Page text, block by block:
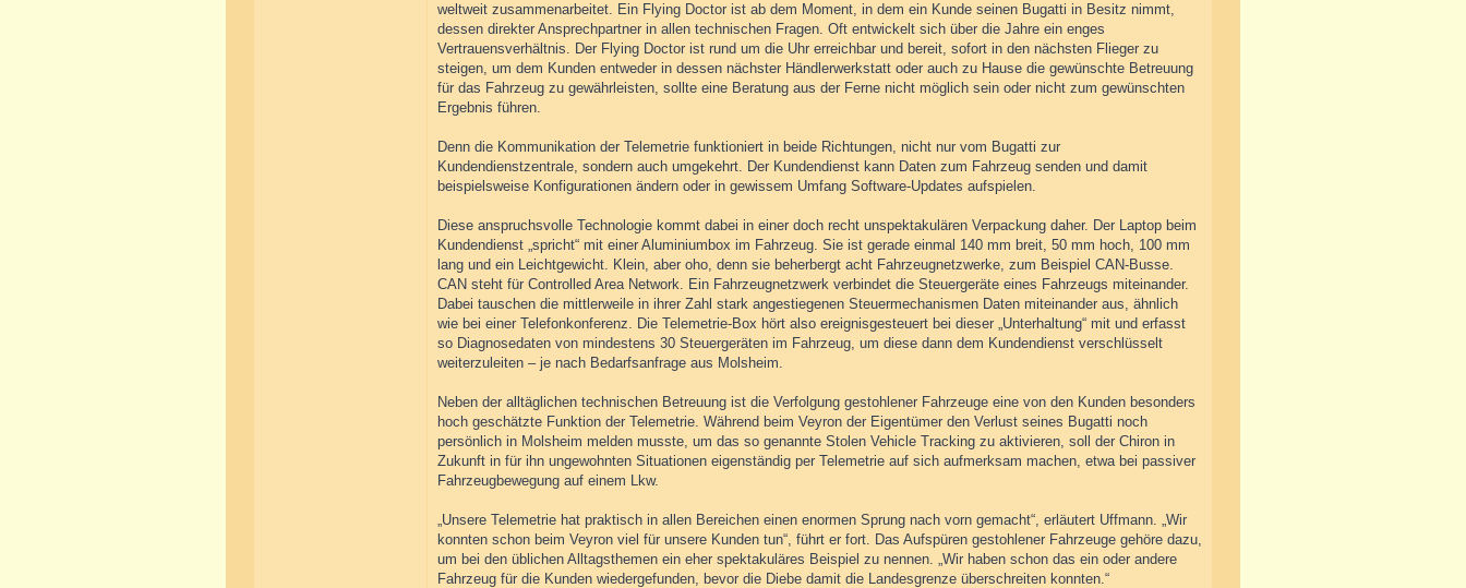
weltweit zusammenarbeitet. Ein Flying Doctor ist ab dem Moment, in dem ein Kunde seinen Bugatti in Besitz nimmt,
dessen direkter Ansprechpartner in allen technischen Fragen. Oft entwickelt sich über die Jahre ein enges
Vertrauensverhältnis. Der Flying Doctor ist rund um die Uhr erreichbar und bereit, sofort in den nächsten Flieger zu
steigen, um dem Kunden entweder in dessen nächster Händlerwerkstatt oder auch zu Hause die gewünschte Betreuung
für das Fahrzeug zu gewährleisten, sollte eine Beratung aus der Ferne nicht möglich sein oder nicht zum gewünschten
Ergebnis führen.
Denn die Kommunikation der Telemetrie funktioniert in beide Richtungen, nicht nur vom Bugatti zur
Kundendienstzentrale, sondern auch umgekehrt. Der Kundendienst kann Daten zum Fahrzeug senden und damit
beispielsweise Konfigurationen ändern oder in gewissem Umfang Software-Updates aufspielen.
Diese anspruchsvolle Technologie kommt dabei in einer doch recht unspektakulären Verpackung daher. Der Laptop beim
Kundendienst „spricht“ mit einer Aluminiumbox im Fahrzeug. Sie ist gerade einmal 140 mm breit, 50 mm hoch, 100 mm
lang und ein Leichtgewicht. Klein, aber oho, denn sie beherbergt acht Fahrzeugnetzwerke, zum Beispiel CAN-Busse.
CAN steht für Controlled Area Network. Ein Fahrzeugnetzwerk verbindet die Steuergeräte eines Fahrzeugs miteinander.
Dabei tauschen die mittlerweile in ihrer Zahl stark angestiegenen Steuermechanismen Daten miteinander aus, ähnlich
wie bei einer Telefonkonferenz. Die Telemetrie-Box hört also ereignisgesteuert bei dieser „Unterhaltung“ mit und erfasst
so Diagnosedaten von mindestens 30 Steuergeräten im Fahrzeug, um diese dann dem Kundendienst verschlüsselt
weiterzuleiten – je nach Bedarfsanfrage aus Molsheim.
Neben der alltäglichen technischen Betreuung ist die Verfolgung gestohlener Fahrzeuge eine von den Kunden besonders
hoch geschätzte Funktion der Telemetrie. Während beim Veyron der Eigentümer den Verlust seines Bugatti noch
persönlich in Molsheim melden musste, um das so genannte Stolen Vehicle Tracking zu aktivieren, soll der Chiron in
Zukunft in für ihn ungewohnten Situationen eigenständig per Telemetrie auf sich aufmerksam machen, etwa bei passiver
Fahrzeugbewegung auf einem Lkw.
„Unsere Telemetrie hat praktisch in allen Bereichen einen enormen Sprung nach vorn gemacht“, erläutert Uffmann. „Wir
konnten schon beim Veyron viel für unsere Kunden tun“, führt er fort. Das Aufspüren gestohlener Fahrzeuge gehöre dazu,
um bei den üblichen Alltagsthemen ein eher spektakuläres Beispiel zu nennen. „Wir haben schon das ein oder andere
Fahrzeug für die Kunden wiedergefunden, bevor die Diebe damit die Landesgrenze überschreiten konnten.“